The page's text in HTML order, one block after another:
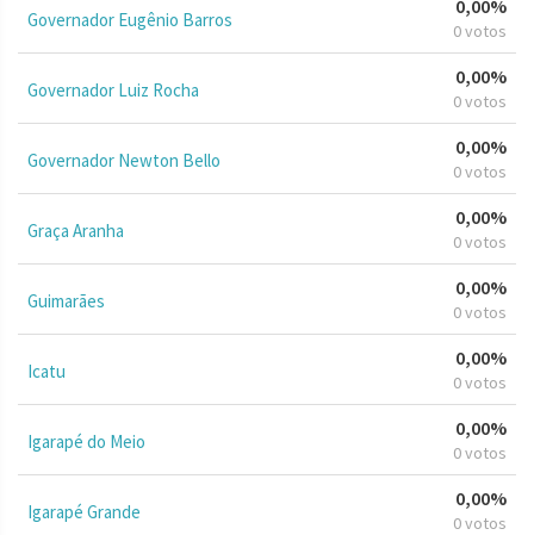
Governador Eugênio Barros
0,00%
0 votos
Governador Luiz Rocha
0,00%
0 votos
Governador Newton Bello
0,00%
0 votos
Graça Aranha
0,00%
0 votos
Guimarães
0,00%
0 votos
Icatu
0,00%
0 votos
Igarapé do Meio
0,00%
0 votos
Igarapé Grande
0,00%
0 votos